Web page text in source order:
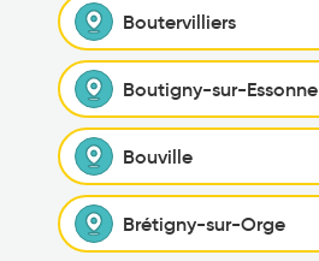
Boutervilliers
Boutigny-sur-Essonne
Bouville
Brétigny-sur-Orge